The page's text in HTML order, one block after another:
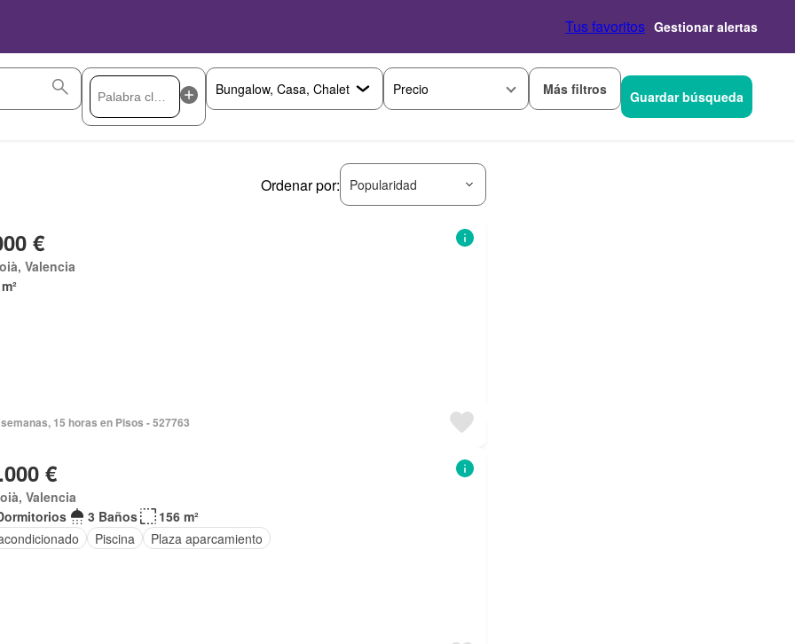
Tus favoritos Gestionar alertas
Precio Más filtros Guardar búsqueda
Ordenar por: Popularidad
€
Valencia
15 horas en Pisos - 527763
€
Valencia
3 Baños
156 m²
Piscina Plaza aparcamiento